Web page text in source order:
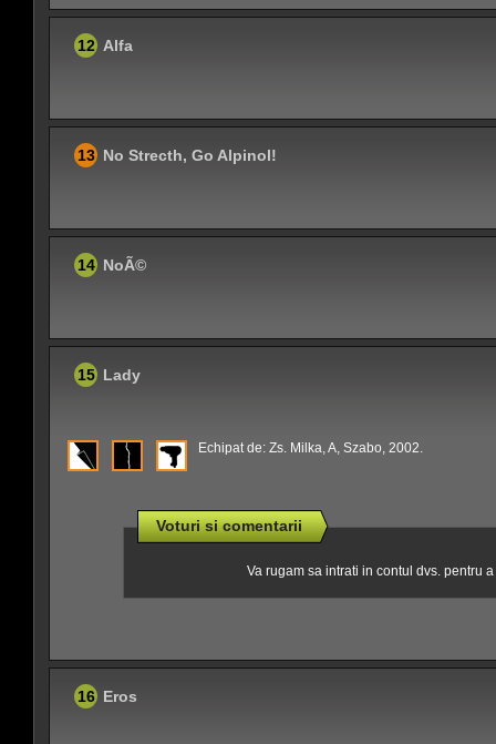
12 Alfa
13 No Strecth, Go Alpinol!
14 NoÃ©
15 Lady
Echipat de: Zs. Milka, A, Szabo, 2002.
Voturi si comentarii
Va rugam sa intrati in contul dvs. pentru
16 Eros